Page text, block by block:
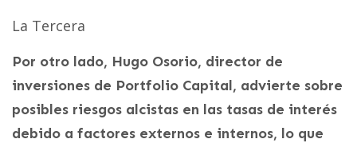
La Tercera
Por otro lado, Hugo Osorio, director de
inversiones de Portfolio Capital, advierte sobre
posibles riesgos alcistas en las tasas de interés
debido a factores externos e internos, lo que